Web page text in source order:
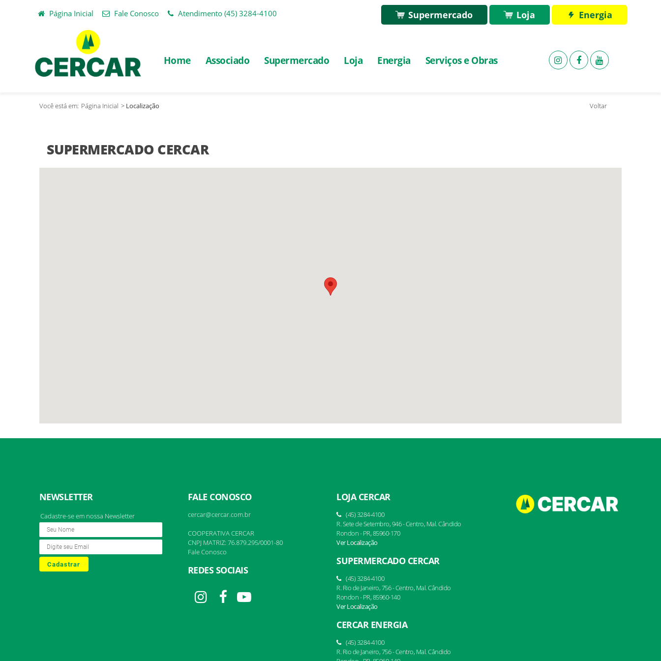
Página Inicial Fale Conosco Atendimento(45) 3284-4100 Supermercado Loja Energia
Home Associado Supermercado Loja Energia Serviços e Obras
Você está em: Página Inicial > Localização Voltar
SUPERMERCADO CERCAR
NEWSLETTER
Cadastre-se em nossa Newsletter
Cadastrar
FALE CONOSCO
cercar@cercar.com.br
COOPERATIVA CERCAR
CNPJ MATRIZ: 76.879.295/0001-80
Fale Conosco
REDES SOCIAIS
LOJA CERCAR
(45) 3284-4100
R. Sete de Setembro, 946 - Centro, Mal. Cândido
Rondon - PR, 85960-170
Ver Localização
SUPERMERCADO CERCAR
(45) 3284-4100
R. Rio de Janeiro, 756 - Centro, Mal. Cândido
Rondon - PR, 85960-140
Ver Localização
CERCAR ENERGIA
(45) 3284-4100
R. Rio de Janeiro, 756 - Centro, Mal. Cândido